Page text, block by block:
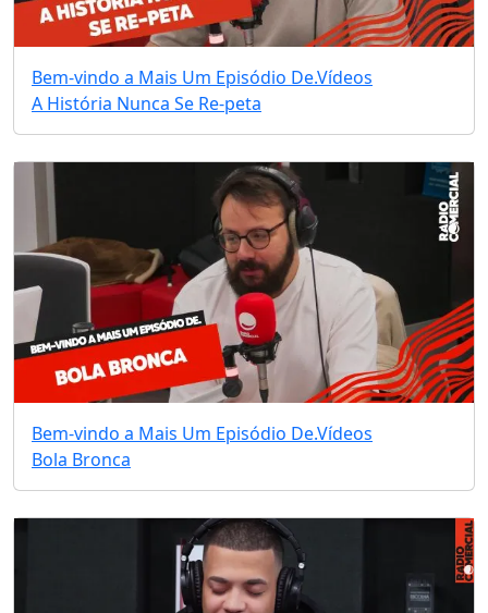
Bem-vindo a Mais Um Episódio De.Vídeos
A História Nunca Se Re-peta
Bem-vindo a Mais Um Episódio De.Vídeos
Bola Bronca